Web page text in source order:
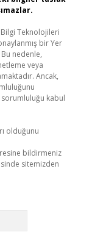
Bilgi Teknolojileri
bir Yer
nedenle,
veya
Ancak,
kabul
olduğunu
bildirmeniz
sitemizden